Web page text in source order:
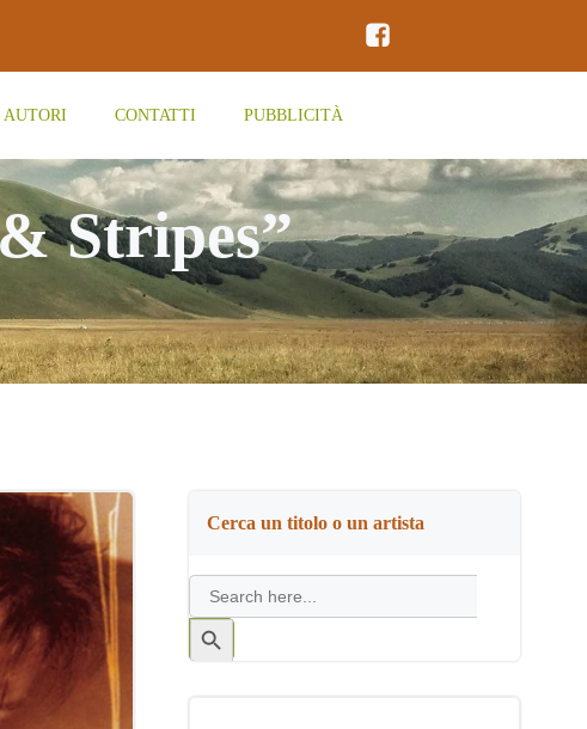
AUTORI CONTATTI PUBBLICITÀ
Stripes”
Cerca un titolo o un artista
Search
for:
Search
Button